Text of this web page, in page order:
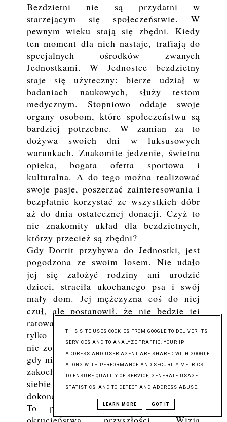
Bezdzietni nie są przydatni w
starzejącym się społeczeństwie. W
pewnym wieku stają się zbędni. Kiedy
ten moment dla nich nastaje, trafiają do
specjalnych ośrodków zwanych
Jednostkami. W Jednostce bezdzietny
staje się użyteczny: bierze udział w
badaniach naukowych, służy testom
medycznym. Stopniowo oddaje swoje
organy osobom, które społeczeństwu są
bardziej potrzebne. W zamian za to
dożywa swoich dni w luksusowych
warunkach. Znakomite jedzenie, świetna
opieka, bogata oferta sportowa i
kulturalna. A do tego można realizować
swoje pasje, poszerzać zainteresowania i
bezpłatnie korzystać ze wszystkich dóbr
aż do dnia ostatecznej donacji. Czyż to
nie znakomity układ dla bezdzietnych,
którzy przecież są zbędni?
Gdy Dorrit przybywa do Jednostki, jest
pogodzona ze swoim losem. Nie udało
jej się założyć rodziny ani urodzić
dzieci, straciła ukochanego psa i swój
mały dom. Jej mężczyzna coś do niej
czuł, ale postanowił, że nie będzie jej
ratował. Pod koniec życia kobieta pragnie
tylko odrobiny spokoju. Nic więcej jej
nie zostało. Sytuacja zmienia się jednak,
gdy niespodziewanie dla siebie Dorrit się
zakochuje. Coś w niej ożywa. Chce dla
siebie szczęścia. Postanawia więc
dokonać zaskakującego wyboru...
To powieść o niedalekiej, pełnej
THIS SITE USES COOKIES FROM GOOGLE TO DELIVER ITS
SERVICES AND TO ANALYZE TRAFFIC. YOUR IP
ADDRESS AND USER-AGENT ARE SHARED WITH GOOGLE
ALONG WITH PERFORMANCE AND SECURITY METRICS
TO ENSURE QUALITY OF SERVICE, GENERATE USAGE
STATISTICS, AND TO DETECT AND ADDRESS ABUSE.
LEARN MORE GOT IT